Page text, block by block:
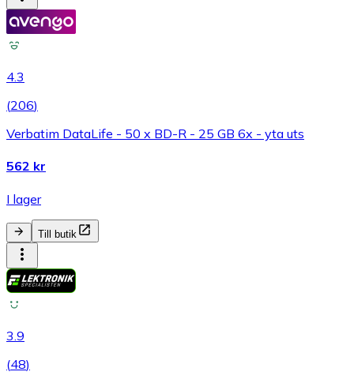
4.3
(206)
Verbatim DataLife - 50 x BD-R - 25 GB 6x - yta uts
562 kr
I lager
Till butik
3.9
(48)